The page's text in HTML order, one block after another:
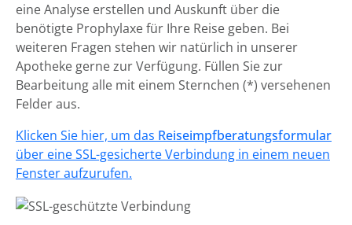
eine Analyse erstellen und Auskunft über die
benötigte Prophylaxe für Ihre Reise geben. Bei
weiteren Fragen stehen wir natürlich in unserer
Apotheke gerne zur Verfügung. Füllen Sie zur
Bearbeitung alle mit einem Sternchen (*) versehenen
Felder aus.
Klicken Sie hier, um das Reiseimpfberatungsformular
über eine SSL-gesicherte Verbindung in einem neuen
Fenster aufzurufen.